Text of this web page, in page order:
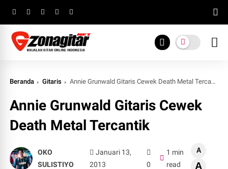
Beranda Gitaris Annie Grunwald Gitaris Cewek Death Metal Tercantik
Annie Grunwald Gitaris Cewek
Death Metal Tercantik
OKO
SULISTIYO
Januari 13,
2013
0
1 min
read
A
A